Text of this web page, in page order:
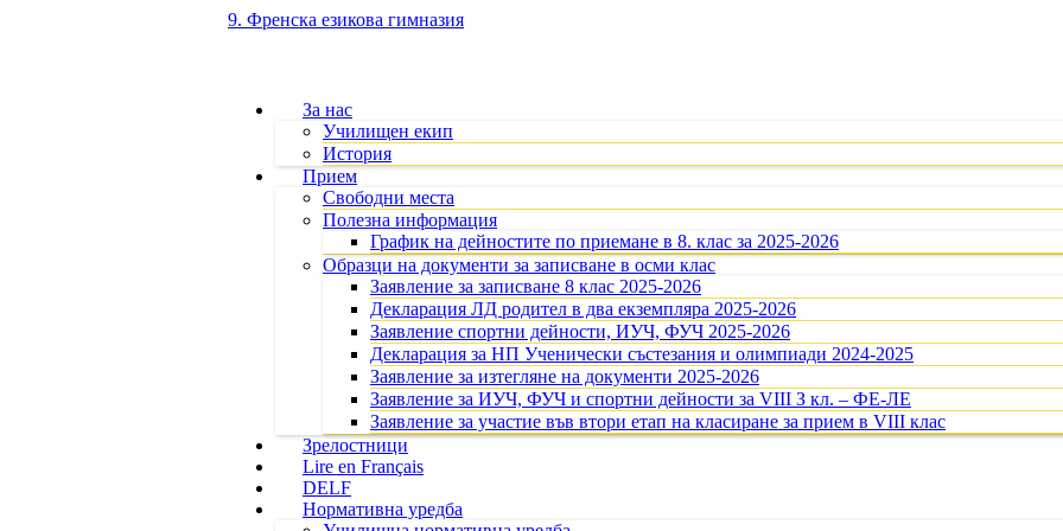
9. Френска езикова гимназия
За нас
Училищен екип
История
Прием
Свободни места
Полезна информация
График на дейностите по приемане в 8. клас за 2025-2026
Образци на документи за записване в осми клас
Заявление за записване 8 клас 2025-2026
Декларация ЛД родител в два екземпляра 2025-2026
Заявление спортни дейности, ИУЧ, ФУЧ 2025-2026
Декларация за НП Ученически състезания и олимпиади 2024-2025
Заявление за изтегляне на документи 2025-2026
Заявление за ИУЧ, ФУЧ и спортни дейности за VIII З кл. – ФЕ-ЛЕ
Заявление за участие във втори етап на класиране за прием в VIII клас
Зрелостници
Lire en Français
DELF
Нормативна уредба